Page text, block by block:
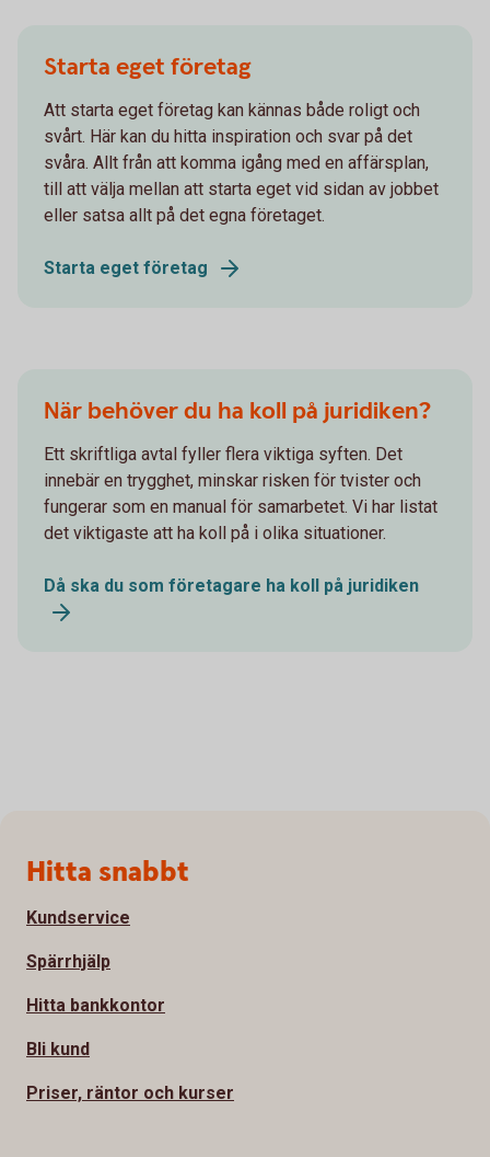
Starta eget företag
Att starta eget företag kan kännas både roligt och
svårt. Här kan du hitta inspiration och svar på det
svåra. Allt från att komma igång med en affärsplan,
till att välja mellan att starta eget vid sidan av jobbet
eller satsa allt på det egna företaget.
Starta eget företag
När behöver du ha koll på juridiken?
Ett skriftliga avtal fyller flera viktiga syften. Det
innebär en trygghet, minskar risken för tvister och
fungerar som en manual för samarbetet. Vi har listat
det viktigaste att ha koll på i olika situationer.
Då ska du som företagare ha koll på juridiken
Sidfot
Hitta snabbt
Kundservice
Spärrhjälp
Hitta bankkontor
Bli kund
Priser, räntor och kurser